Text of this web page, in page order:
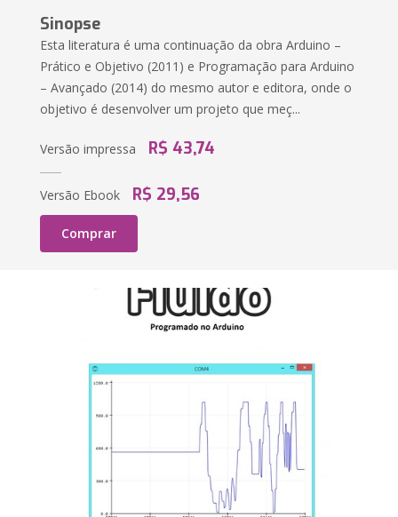
Sinopse
Esta literatura é uma continuação da obra Arduino –
Prático e Objetivo (2011) e Programação para Arduino
– Avançado (2014) do mesmo autor e editora, onde o
objetivo é desenvolver um projeto que meç...
Versão impressa R$ 43,74
Versão Ebook R$ 29,56
Comprar